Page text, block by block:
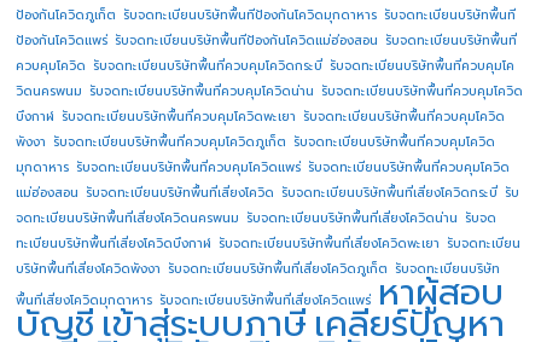
ป้องกันโควิดภูเก็ต รับจดทะเบียนบริษัทพื้นทีป้องกันโควิดมุกดาหาร รับจดทะเบียนบริษัทพื้นที
ป้องกันโควิดแพร่ รับจดทะเบียนบริษัทพื้นทีป้องกันโควิดแม่ฮ่องสอน รับจดทะเบียนบริษัทพื้นที่
ควบคุมโควิด รับจดทะเบียนบริษัทพื้นที่ควบคุมโควิดกระบี่ รับจดทะเบียนบริษัทพื้นที่ควบคุมโค
วิดนครพนม รับจดทะเบียนบริษัทพื้นที่ควบคุมโควิดน่าน รับจดทะเบียนบริษัทพื้นที่ควบคุมโควิด
บึงกาฬ รับจดทะเบียนบริษัทพื้นที่ควบคุมโควิดพะเยา รับจดทะเบียนบริษัทพื้นที่ควบคุมโควิด
พังงา รับจดทะเบียนบริษัทพื้นที่ควบคุมโควิดภูเก็ต รับจดทะเบียนบริษัทพื้นที่ควบคุมโควิด
มุกดาหาร รับจดทะเบียนบริษัทพื้นที่ควบคุมโควิดแพร่ รับจดทะเบียนบริษัทพื้นที่ควบคุมโควิด
แม่ฮ่องสอน รับจดทะเบียนบริษัทพื้นที่เสี่ยงโควิด รับจดทะเบียนบริษัทพื้นที่เสี่ยงโควิดกระบี่ รับ
จดทะเบียนบริษัทพื้นที่เสี่ยงโควิดนครพนม รับจดทะเบียนบริษัทพื้นที่เสี่ยงโควิดน่าน รับจด
ทะเบียนบริษัทพื้นที่เสี่ยงโควิดบึงกาฬ รับจดทะเบียนบริษัทพื้นที่เสี่ยงโควิดพะเยา รับจดทะเบียน
บริษัทพื้นที่เสี่ยงโควิดพังงา รับจดทะเบียนบริษัทพื้นที่เสี่ยงโควิดภูเก็ต รับจดทะเบียนบริษัท
พื้นที่เสี่ยงโควิดมุกดาหาร รับจดทะเบียนบริษัทพื้นที่เสี่ยงโควิดแพร่ หาผู้สอบ
บัญชี เข้าสู่ระบบภาษี เคลียร์ปัญหา